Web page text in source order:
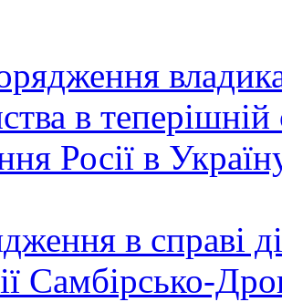
в теперішній
Росії в
в справі
Самбірсько-